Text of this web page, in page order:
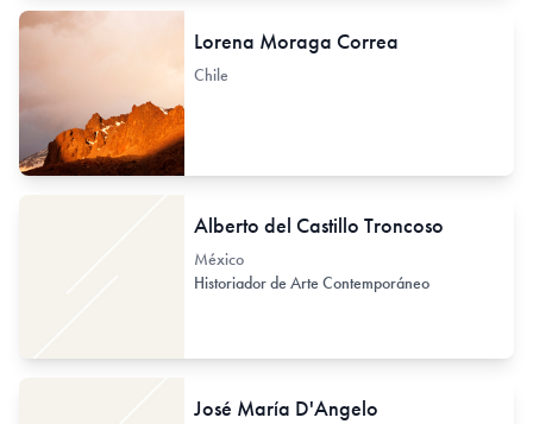
Lorena Moraga Correa
Chile
Alberto del Castillo Troncoso
México
Historiador de Arte Contemporáneo
José María D'Angelo